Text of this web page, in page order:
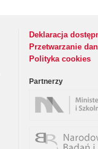
Deklaracja
Przetwarzanie
Polityka cookies
Partnerzy